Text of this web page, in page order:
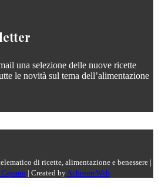
una selezione delle nuove ricette
le novità sul tema dell’alimentazione
di ricette, alimentazione e benessere |
| Created byAchromeWeb